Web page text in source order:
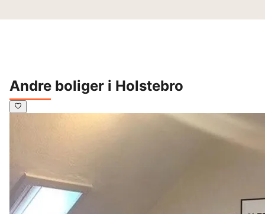
Andre boliger i Holstebro